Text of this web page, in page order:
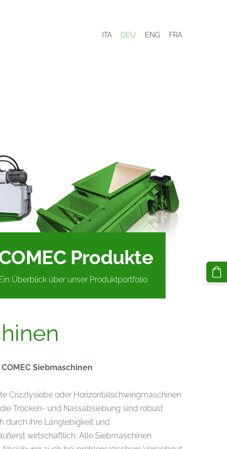
ITA DEU ENG FRA
Produkte
Überblick über unser Produktportfolio
Siebmaschinen
Crizzlysiebe oder Horizontalschwingmaschinen.
Trocken- und Nassabsiebung sind robust
durch ihre Langlebigkeit und
wirtschaftlich. Alle Siebmaschinen